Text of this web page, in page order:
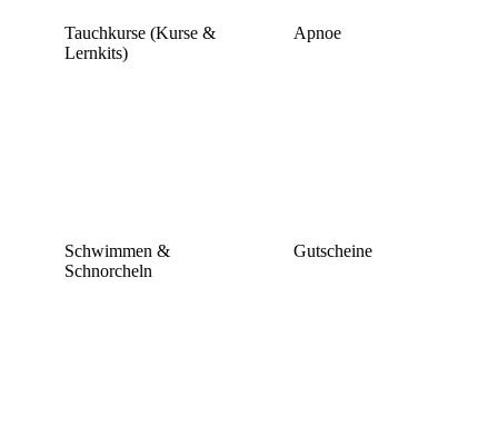
Tauchkurse (Kurse &
Lernkits)
Apnoe
Schwimmen &
Schnorcheln
Gutscheine